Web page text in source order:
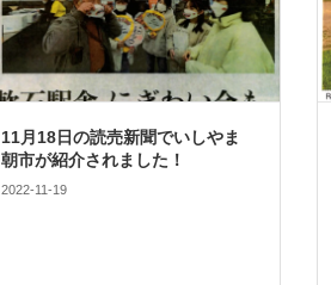
11月18日の読売新聞でいしやま
朝市が紹介されました！
2022-11-19